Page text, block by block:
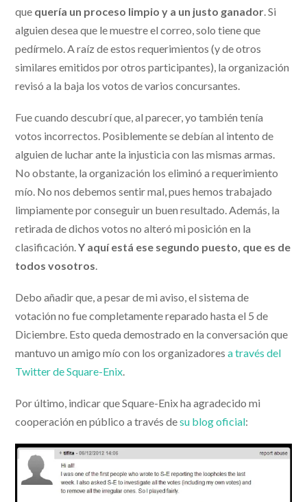
que quería un proceso limpio y a un justo ganador . Si
alguien desea que le muestre el correo, solo tiene que
pedírmelo. A raíz de estos requerimientos (y de otros
similares emitidos por otros participantes), la organización
revisó a la baja los votos de varios concursantes.
Fue cuando descubrí que, al parecer, yo también tenía
votos incorrectos. Posiblemente se debían al intento de
alguien de luchar ante la injusticia con las mismas armas.
No obstante, la organización los eliminó a requerimiento
mío. No nos debemos sentir mal, pues hemos trabajado
limpiamente por conseguir un buen resultado. Además, la
retirada de dichos votos no alteró mi posición en la
clasificación.Y aquí está ese segundo puesto, que es de
todos vosotros.
Debo añadir que, a pesar de mi aviso, el sistema de
votación no fue completamente reparado hasta el 5 de
Diciembre. Esto queda demostrado en la conversación que
mantuvo un amigo mío con los organizadoresa través del
Twitter de Square-Enix.
Por último, indicar que Square-Enix ha agradecido mi
cooperación en público a través desu blog oficial: